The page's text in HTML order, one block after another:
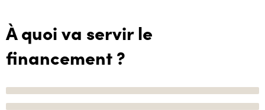
À quoi va servir le
financement ?